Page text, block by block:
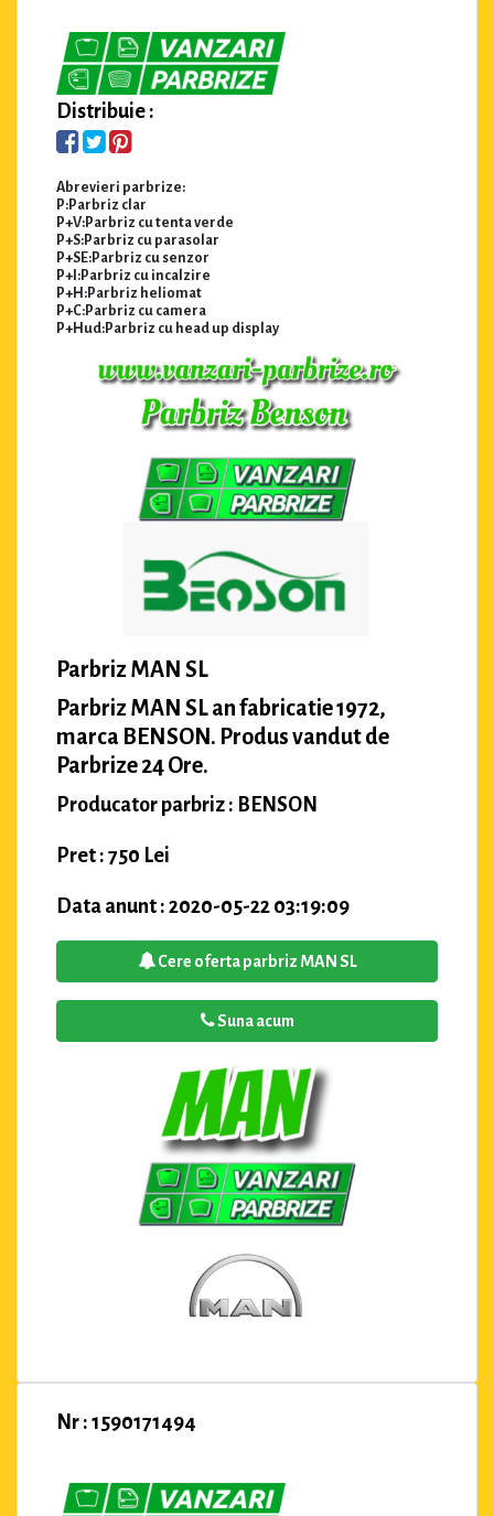
Distribuie :
Abrevieri parbrize:
P:Parbriz clar
P+V:Parbriz cu tenta verde
P+S:Parbriz cu parasolar
P+SE:Parbriz cu senzor
P+I:Parbriz cu incalzire
P+H:Parbriz heliomat
P+C:Parbriz cu camera
P+Hud:Parbriz cu head up display
Parbriz MAN SL
Parbriz MAN SL an fabricatie 1972,
marca BENSON. Produs vandut de
Parbrize 24 Ore.
Producator parbriz : BENSON
Pret : 750 Lei
Data anunt : 2020-05-22 03:19:09
Cere oferta parbriz MAN SL
Suna acum
Nr : 1590171494